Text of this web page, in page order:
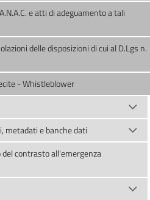
e atti di adeguamento a tali
delle disposizioni di cui al D.Lgs n.
- Whistleblower
metadati e banche dati
contrasto all'emergenza